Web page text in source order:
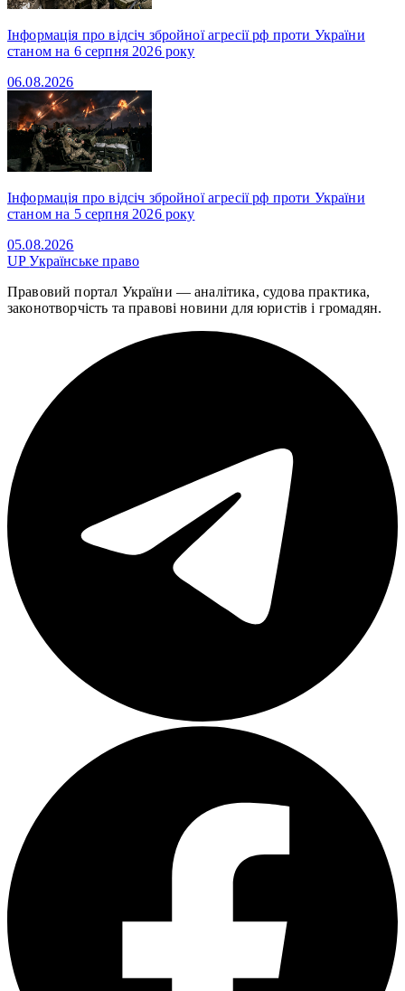
Інформація про відсіч збройної агресії рф проти України
станом на 6 серпня 2026 року
06.08.2026
Інформація про відсіч збройної агресії рф проти України
станом на 5 серпня 2026 року
05.08.2026
UPУкраїнське право
Правовий портал України — аналітика, судова практика,
законотворчість та правові новини для юристів і громадян.